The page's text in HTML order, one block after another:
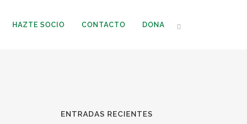
HAZTE SOCIO CONTACTO DONA
ENTRADAS RECIENTES